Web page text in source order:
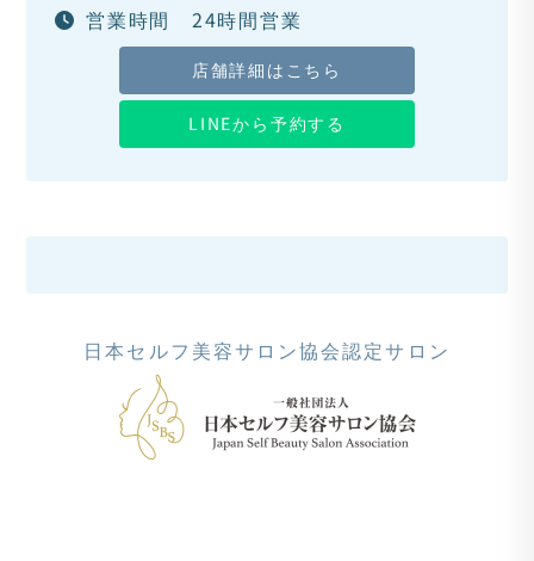
営業時間 24時間営業
店舗詳細はこちら
LINEから予約する
日本セルフ美容サロン協会認定サロン